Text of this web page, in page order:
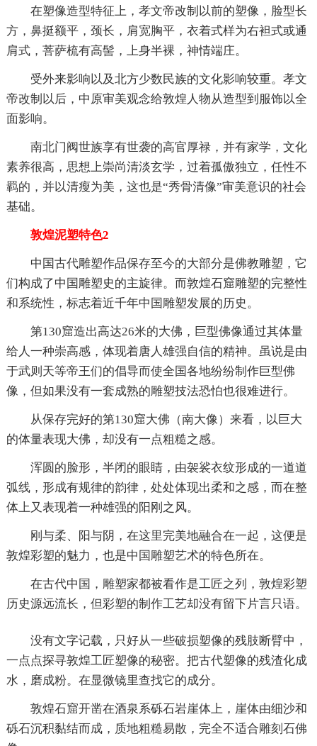
在塑像造型特征上，孝文帝改制以前的塑像，脸型长
方，鼻挺额平，颈长，肩宽胸平，衣着式样为右袒式或通
肩式，菩萨梳有高髻，上身半裸，神情端庄。
受外来影响以及北方少数民族的文化影响较重。孝文
帝改制以后，中原审美观念给敦煌人物从造型到服饰以全
面影响。
南北门阀世族享有世袭的高官厚禄，并有家学，文化
素养很高，思想上崇尚清淡玄学，过着孤傲独立，任性不
羁的，并以清瘦为美，这也是“秀骨清像”审美意识的社会
基础。
敦煌泥塑特色2
中国古代雕塑作品保存至今的大部分是佛教雕塑，它
们构成了中国雕塑史的主旋律。而敦煌石窟雕塑的完整性
和系统性，标志着近千年中国雕塑发展的历史。
第130窟造出高达26米的大佛，巨型佛像通过其体量
给人一种崇高感，体现着唐人雄强自信的精神。虽说是由
于武则天等帝王们的倡导而使全国各地纷纷制作巨型佛
像，但如果没有一套成熟的雕塑技法恐怕也很难进行。
从保存完好的第130窟大佛（南大像）来看，以巨大
的体量表现大佛，却没有一点粗糙之感。
浑圆的脸形，半闭的眼睛，由袈裟衣纹形成的一道道
弧线，形成有规律的韵律，处处体现出柔和之感，而在整
体上又表现着一种雄强的阳刚之风。
刚与柔、阳与阴，在这里完美地融合在一起，这便是
敦煌彩塑的魅力，也是中国雕塑艺术的特色所在。
在古代中国，雕塑家都被看作是工匠之列，敦煌彩塑
历史源远流长，但彩塑的制作工艺却没有留下片言只语。
没有文字记载，只好从一些破损塑像的残肢断臂中，
一点点探寻敦煌工匠塑像的秘密。把古代塑像的残渣化成
水，磨成粉。在显微镜里查找它的成分。
敦煌石窟开凿在酒泉系砾石岩崖体上，崖体由细沙和
砾石沉积黏结而成，质地粗糙易散，完全不适合雕刻石佛